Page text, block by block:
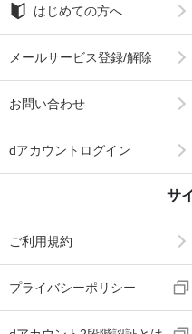
はじめての方へ
メールサービス登録/解除
お問い合わせ
dアカウントログイン
サ
ご利用規約
プライバシーポリシー